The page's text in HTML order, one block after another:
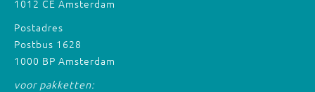
1012 CE Amsterdam
Postadres
Postbus 1628
1000 BP Amsterdam
voor pakketten: